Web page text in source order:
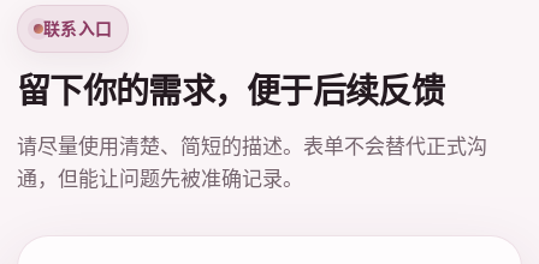
联系入口
留下你的需求，便于后续反馈
请尽量使用清楚、简短的描述。表单不会替代正式沟
通，但能让问题先被准确记录。